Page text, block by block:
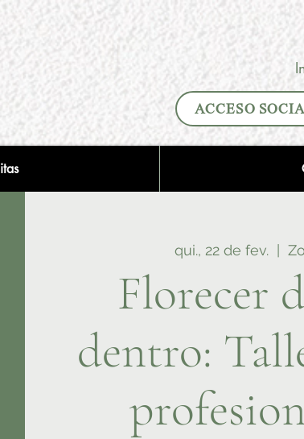
ACCESO
qui., 22 de fev.
  |
Florecer
dentro: